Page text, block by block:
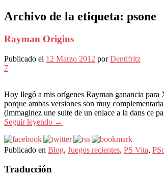
Archivo de la etiqueta: psone
Rayman Origins
Publicado el 12 Marzo 2012 porDentifritz
7
Hoy llegó a mis orígenes Rayman ganancia
porque ambas versiones son muy
(immaginez une suite de un enlace a la dans ce
Seguir leyendo →
Publicado en Blog, Juegos recientes, PS Vita,
Traducción